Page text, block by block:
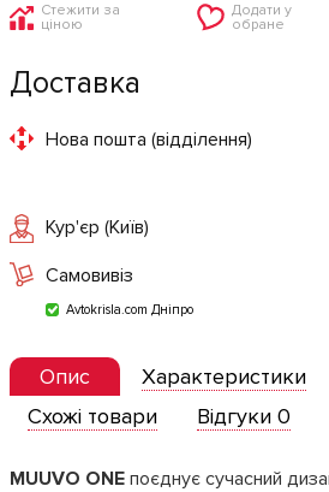
Стежити за
ціною
Додати у
обране
Доставка
Нова пошта (відділення)
Кур'єр (Київ)
Самовивіз
Avtokrisla.com Дніпро
Опис Характеристики
Схожі товари
Відгуки 0
MUUVO ONE поєднує сучасний